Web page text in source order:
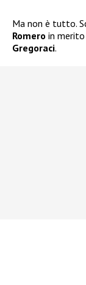
Ma non è tutto.
Romero in merito
Gregoraci.